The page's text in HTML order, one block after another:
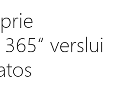
verslui